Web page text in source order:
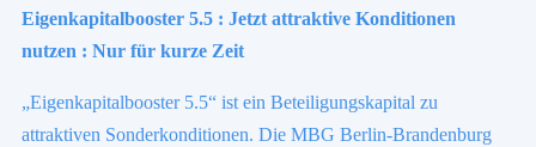
Eigenkapitalbooster 5.5 : Jetzt attraktive Konditionen
nutzen : Nur für kurze Zeit
„Eigenkapitalbooster 5.5“ ist ein Beteiligungskapital zu
attraktiven Sonderkonditionen. Die MBG Berlin-Brandenburg